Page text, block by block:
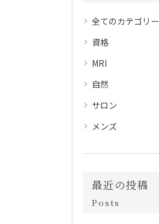
全てのカテゴリー
資格
MRI
自然
サロン
メンズ
最近の投稿
Posts